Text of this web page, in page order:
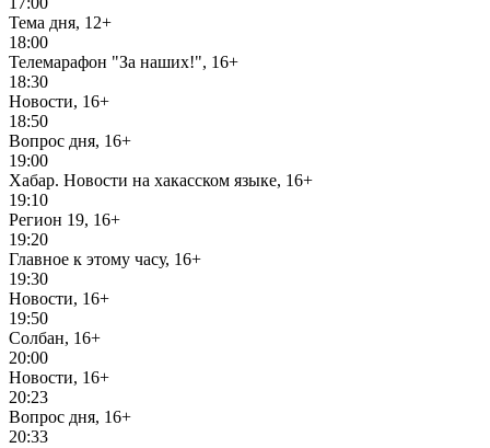
Тема дня, 12+
18:00
Телемарафон "За наших!", 16+
18:30
Новости, 16+
18:50
Вопрос дня, 16+
19:00
Хабар. Новости на хакасском языке, 16+
19:10
Регион 19, 16+
19:20
Главное к этому часу, 16+
19:30
Новости, 16+
19:50
Солбан, 16+
20:00
Новости, 16+
20:23
Вопрос дня, 16+
20:33